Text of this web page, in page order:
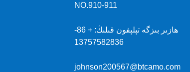
NO.910-911
ھازىر بىزگە تېلېفون قىلىڭ:
+ 86-
13757582836
johnson200567@btcamo.com